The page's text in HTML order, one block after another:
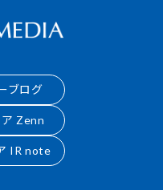
ブログ
Zenn
IR note